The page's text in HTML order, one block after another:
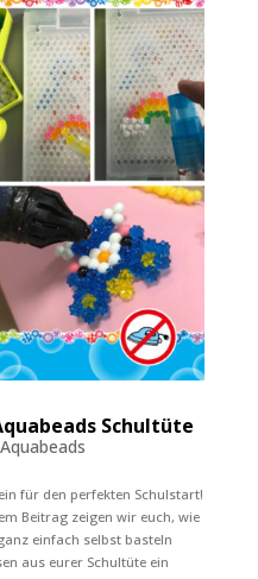
Schultüte
Aquabeads
für den perfekten Schulstart!
Beitrag zeigen wir euch, wie
einfach selbst basteln
aus eurer Schultüte ein